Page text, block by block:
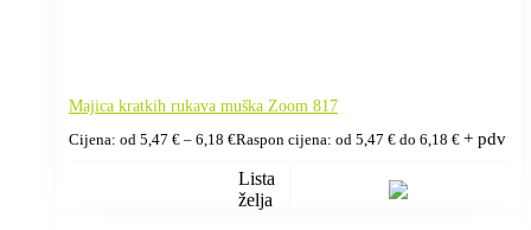
Majica kratkih rukava muška Zoom 817
Cijena: od 5,47 € – 6,18 €Raspon cijena: od 5,47 € do 6,18 € + pdv
Lista
želja